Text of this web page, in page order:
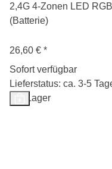
2,4G 4-Zonen LED
(Batterie)
26,60 € *
Sofort verfügbar
Lieferstatus: ca. 3-5
Auf Lager